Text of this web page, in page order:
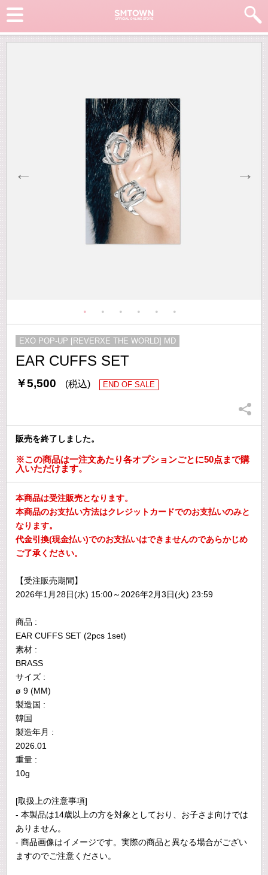
EAR CUFFS SET
￥5,500 (税込) END OF SALE
EXO POP-UP [REVERXE THE WORLD] MD
販売を終了しました。
※この商品は一注文あたり各オプションごとに50点まで購
入いただけます。
本商品は受注販売となります。
本商品のお支払い方法はクレジットカードでのお支払いのみと
なります。
代金引換(現金払い)でのお支払いはできませんのであらかじめ
ご了承ください。
【受注販売期間】
2026年1月28日(水) 15:00～2026年2月3日(火) 23:59
商品 :
EAR CUFFS SET (2pcs 1set)
素材 :
BRASS
サイズ :
ø 9 (MM)
製造国 :
韓国
製造年月 :
2026.01
重量 :
10g
[取扱上の注意事項]
- 本製品は14歳以上の方を対象としており、お子さま向けでは
ありません。
- 商品画像はイメージです。実際の商品と異なる場合がござい
ますのでご注意ください。